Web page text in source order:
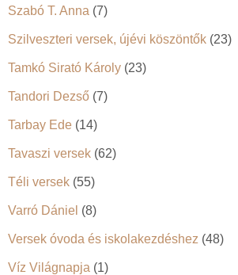
Szabó T. Anna (7)
Szilveszteri versek, újévi köszöntők (23)
Tamkó Sirató Károly (23)
Tandori Dezső (7)
Tarbay Ede (14)
Tavaszi versek (62)
Téli versek (55)
Varró Dániel (8)
Versek óvoda és iskolakezdéshez (48)
Víz Világnapja (1)